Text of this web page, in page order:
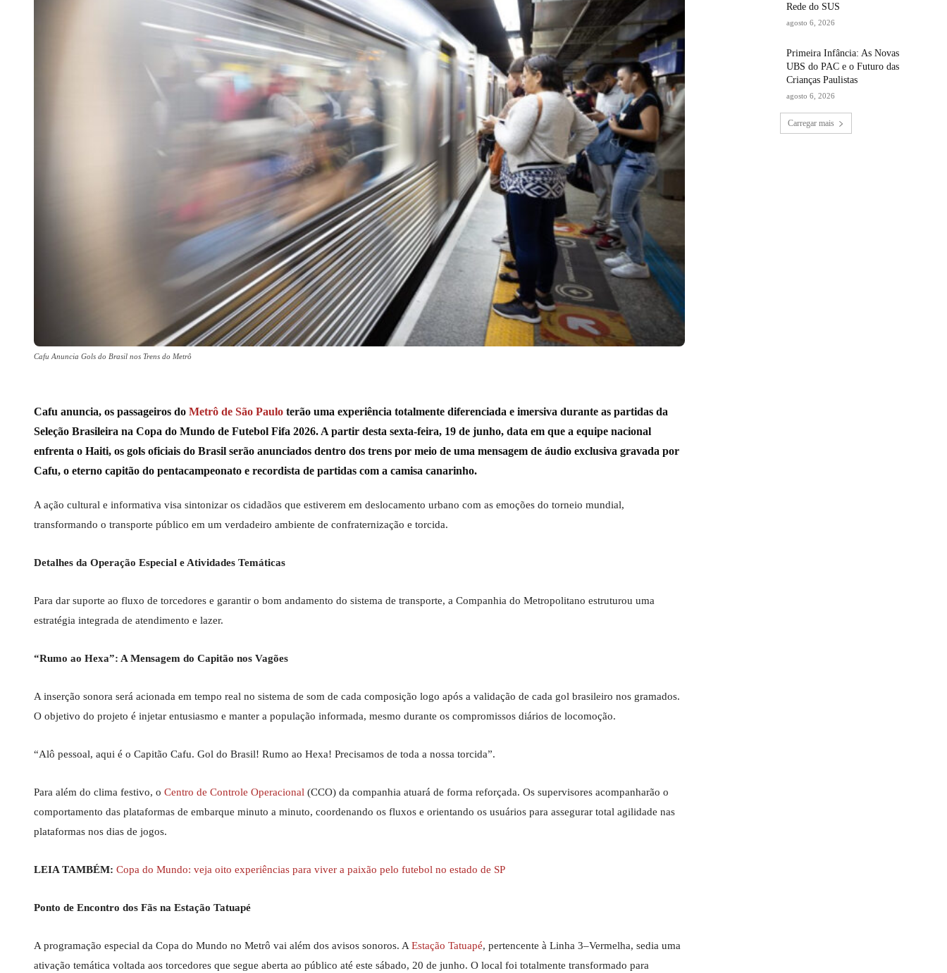
Cafu Anuncia Gols do Brasil nos Trens do Metrô
Cafu anuncia, os passageiros do Metrô de São Paulo terão uma experiência totalmente diferenciada e imersiva durante as partidas da
Seleção Brasileira na Copa do Mundo de Futebol Fifa 2026. A partir desta sexta-feira, 19 de junho, data em que a equipe nacional
enfrenta o Haiti, os gols oficiais do Brasil serão anunciados dentro dos trens por meio de uma mensagem de áudio exclusiva gravada por
Cafu, o eterno capitão do pentacampeonato e recordista de partidas com a camisa canarinho.
A ação cultural e informativa visa sintonizar os cidadãos que estiverem em deslocamento urbano com as emoções do torneio mundial,
transformando o transporte público em um verdadeiro ambiente de confraternização e torcida.
Detalhes da Operação Especial e Atividades Temáticas
Para dar suporte ao fluxo de torcedores e garantir o bom andamento do sistema de transporte, a Companhia do Metropolitano estruturou uma
estratégia integrada de atendimento e lazer.
“Rumo ao Hexa”: A Mensagem do Capitão nos Vagões
A inserção sonora será acionada em tempo real no sistema de som de cada composição logo após a validação de cada gol brasileiro nos gramados.
O objetivo do projeto é injetar entusiasmo e manter a população informada, mesmo durante os compromissos diários de locomoção.
“Alô pessoal, aqui é o Capitão Cafu. Gol do Brasil! Rumo ao Hexa! Precisamos de toda a nossa torcida”.
Para além do clima festivo, o Centro de Controle Operacional (CCO) da companhia atuará de forma reforçada. Os supervisores acompanharão o
comportamento das plataformas de embarque minuto a minuto, coordenando os fluxos e orientando os usuários para assegurar total agilidade nas
plataformas nos dias de jogos.
LEIA TAMBÉM: Copa do Mundo: veja oito experiências para viver a paixão pelo futebol no estado de SP
Ponto de Encontro dos Fãs na Estação Tatuapé
A programação especial da Copa do Mundo no Metrô vai além dos avisos sonoros. AEstação Tatuapé, pertencente à Linha 3–Vermelha, sedia uma
ativação temática voltada aos torcedores que segue aberta ao público até este sábado, 20 de junho. O local foi totalmente transformado para
Rede do SUS
agosto 6, 2026
Primeira Infância: As Novas
UBS do PAC e o Futuro das
Crianças Paulistas
agosto 6, 2026
Carregar mais